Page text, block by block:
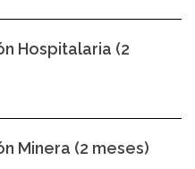
Hospitalaria (2
Minera (2 meses)